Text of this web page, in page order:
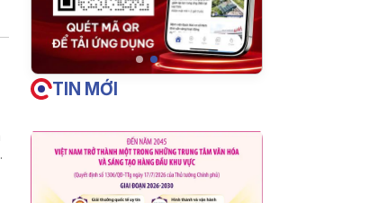
TIN MỚI